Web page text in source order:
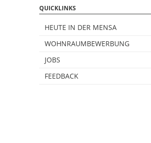
QUICKLINKS
HEUTE IN DER MENSA
WOHNRAUMBEWERBUNG
JOBS
FEEDBACK